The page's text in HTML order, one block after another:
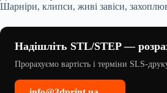
Шарніри, клипси, живі завіси,
Надішліть STL/STEP —
Прорахуємо вартість і терміни SLS-